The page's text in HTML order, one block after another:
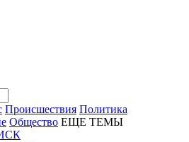
Происшествия Политика
Общество ЕЩЕ ТЕМЫ